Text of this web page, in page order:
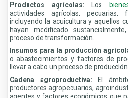
Productos agrícolas: Los
actividades agrícolas, pecuarias,
incluyendo la acuicultura y aquellos
hayan modificado
proceso de transformación.
Insumos para la producción
o abastecimientos y factores de
llevar a cabo un proceso de producción
Cadena agroproductiva: El
productores agropecuarios,
agentes y factores económicos que